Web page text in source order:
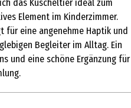
das Kuscheltier ideal zum
Element im Kinderzimmer.
für eine angenehme Haptik und
Begleiter im Alltag. Ein
und eine schöne Ergänzung für